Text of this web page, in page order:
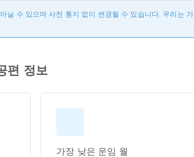
닐 수 있으며 사전 통지 없이 변경될 수 있습니다. 우리는
편 정보
가장 낮은 운임 월